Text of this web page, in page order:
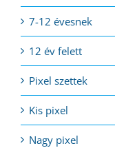
7-12 évesnek
12 év felett
Pixel szettek
Kis pixel
Nagy pixel